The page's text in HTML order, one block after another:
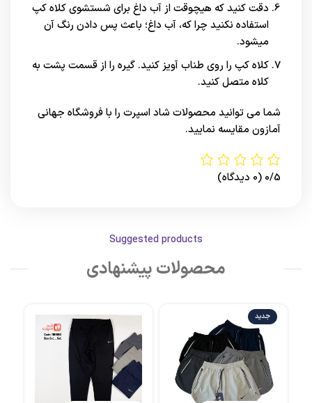
دقت کنید که هیچوقت از آب داغ برای شستشوی کلاه کپ
استفاده نکنید چرا که، آب داغ؛ باعث پس دادن رنگ آن
میشود.
کلاه کپ را روی طناب آویز کنید. گیره را از قسمت پشت به
کلاه متصل کنید.
شما می توانید محصولات شاد اسپرت را با فروشگاه جهانی
آمازون مقایسه نمایید.
0/5 (0 دیدگاه)
Suggested products
محصولات پیشنهادی
جدید